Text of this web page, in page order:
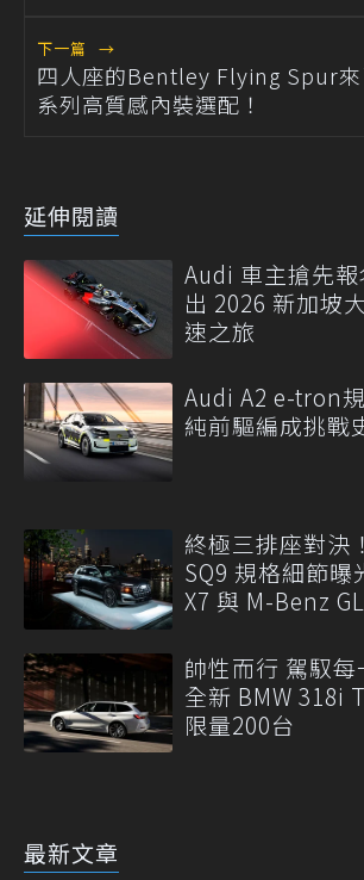
下一篇 →
四人座的Bentley Flying Spur
系列高質感內裝選配！
延伸閱讀
Audi 車主搶先
出 2026 新加坡
速之旅
Audi A2 e-tron
純前驅編成挑戰
終極三排座對決
SQ9 規格細節曝
X7 與 M-Benz
帥性而行 駕馭
全新 BMW 318i
限量200台
最新文章